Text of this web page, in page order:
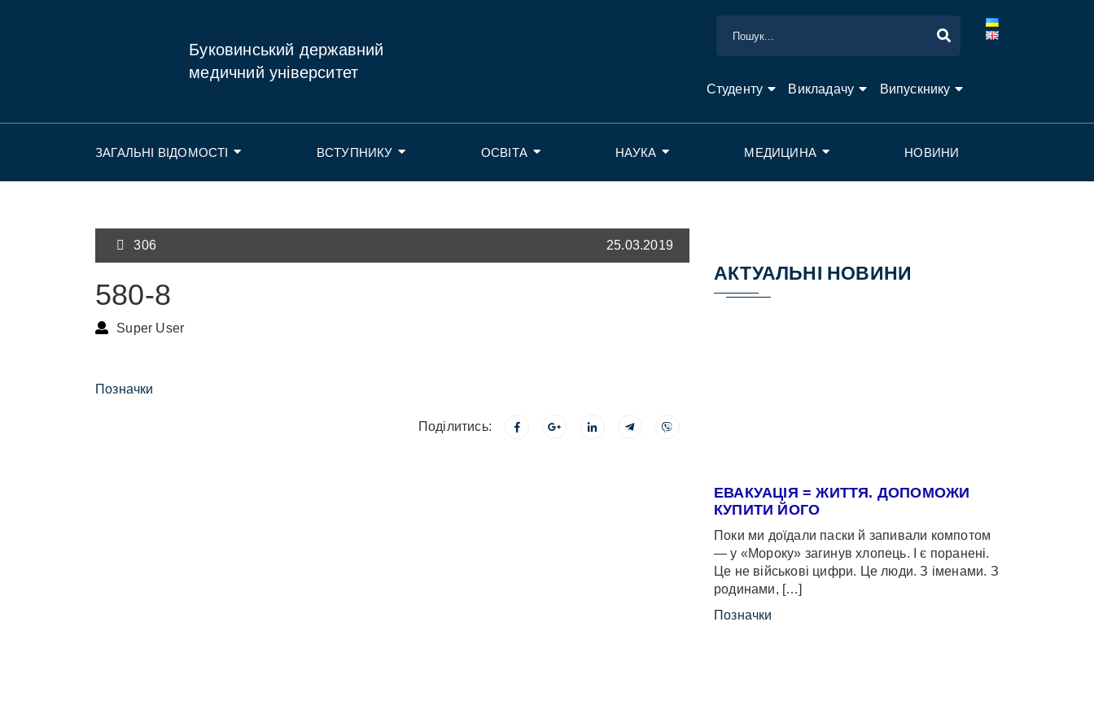
Буковинський державний
медичний університет
Студенту Викладачу Випускнику
ЗАГАЛЬНІ ВІДОМОСТІ ВСТУПНИКУ ОСВІТА НАУКА МЕДИЦИНА НОВИНИ
306 25.03.2019
580-8
Super User
Позначки
Поділитись:
АКТУАЛЬНІ НОВИНИ
ЕВАКУАЦІЯ = ЖИТТЯ. ДОПОМОЖИ
КУПИТИ ЙОГО
Поки ми доїдали паски й запивали компотом
— у «Мороку» загинув хлопець. І є поранені.
Це не військові цифри. Це люди. З іменами. З
родинами, […]
Позначки